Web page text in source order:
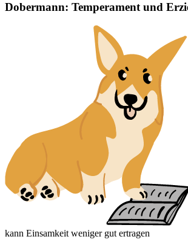
Dobermann: Temperament und
kann Einsamkeit weniger gut ertragen